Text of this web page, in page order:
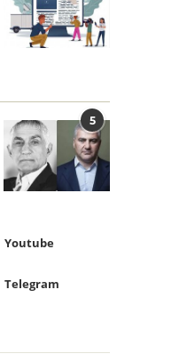
5
Youtube
Telegram